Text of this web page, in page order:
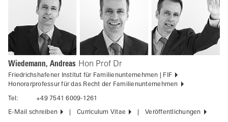
Wiedemann, Andreas Hon Prof Dr
Friedrichshafener Institut für Familienunternehmen | FIF
Honorarprofessur für das Recht der Familienunternehmen
Tel: +49 7541 6009-1261
E-Mail schreiben Curriculum Vitae Veröffentlichungen